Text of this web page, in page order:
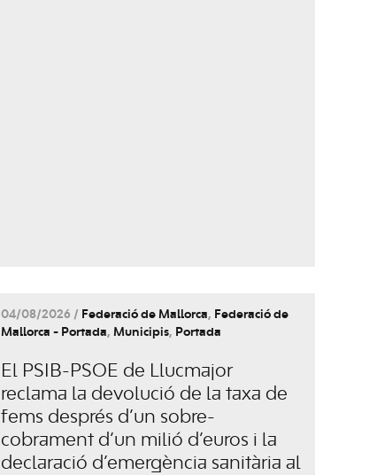
04/08/2026 / Federació de Mallorca, Federació de
Mallorca - Portada, Municipis, Portada
El PSIB-PSOE de Llucmajor
reclama la devolució de la taxa de
fems després d’un sobre-
cobrament d’un milió d’euros i la
declaració d’emergència sanitària al